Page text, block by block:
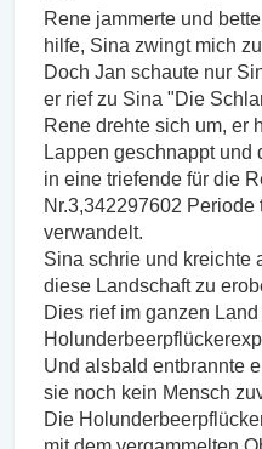
Rene jammerte und
hilfe, Sina zwingt mich
Doch Jan schaute nur
er rief zu Sina "Die
Rene drehte sich um, er
Lappen geschnappt
in eine triefende für die
Nr.3,342297602
verwandelt.
Sina schrie und kreichte
diese Landschaft zu
Dies rief im ganzen
Und alsbald entbrannte
sie noch kein Mensch
Die